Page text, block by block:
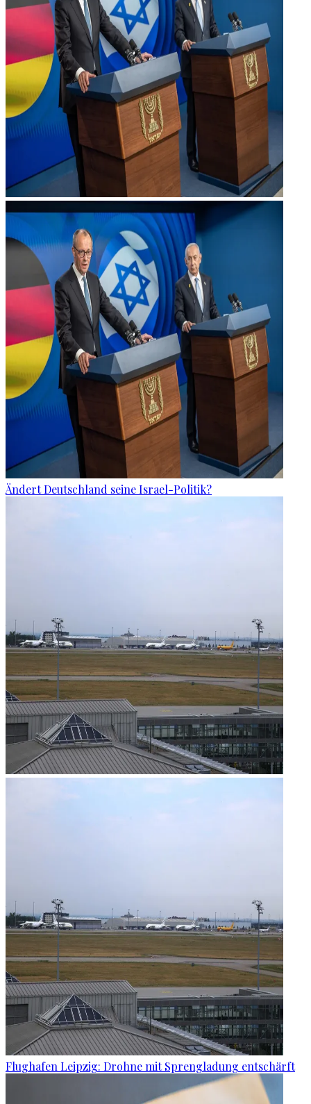
Ändert Deutschland seine Israel-Politik?
Flughafen Leipzig: Drohne mit Sprengladung entschärft